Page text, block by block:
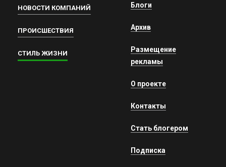
НОВОСТИ КОМПАНИЙ
ПРОИСШЕСТВИЯ
СТИЛЬ ЖИЗНИ
Блоги
Архив
Размещение
рекламы
О проекте
Контакты
Стать блогером
Подписка